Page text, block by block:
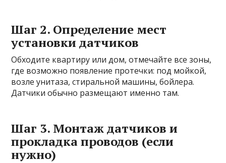
Шаг 2. Определение мест
установки датчиков
Обходите квартиру или дом, отмечайте все зоны,
где возможно появление протечки: под мойкой,
возле унитаза, стиральной машины, бойлера.
Датчики обычно размещают именно там.
Шаг 3. Монтаж датчиков и
прокладка проводов (если
нужно)